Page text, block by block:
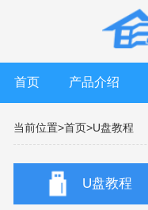
首页 产品介绍
当前位置>首页>U盘教程
U盘教程